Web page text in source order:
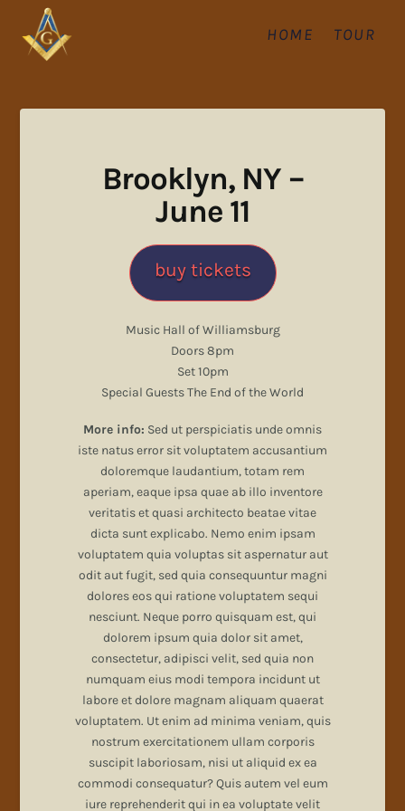
HOME TOUR
Brooklyn, NY –
June 11
buy tickets
Music Hall of Williamsburg
Doors 8pm
Set 10pm
Special Guests The End of the World
More info: Sed ut perspiciatis unde omnis
iste natus error sit voluptatem accusantium
doloremque laudantium, totam rem
aperiam, eaque ipsa quae ab illo inventore
veritatis et quasi architecto beatae vitae
dicta sunt explicabo. Nemo enim ipsam
voluptatem quia voluptas sit aspernatur aut
odit aut fugit, sed quia consequuntur magni
dolores eos qui ratione voluptatem sequi
nesciunt. Neque porro quisquam est, qui
dolorem ipsum quia dolor sit amet,
consectetur, adipisci velit, sed quia non
numquam eius modi tempora incidunt ut
labore et dolore magnam aliquam quaerat
voluptatem. Ut enim ad minima veniam, quis
nostrum exercitationem ullam corporis
suscipit laboriosam, nisi ut aliquid ex ea
commodi consequatur? Quis autem vel eum
iure reprehenderit qui in ea voluptate velit